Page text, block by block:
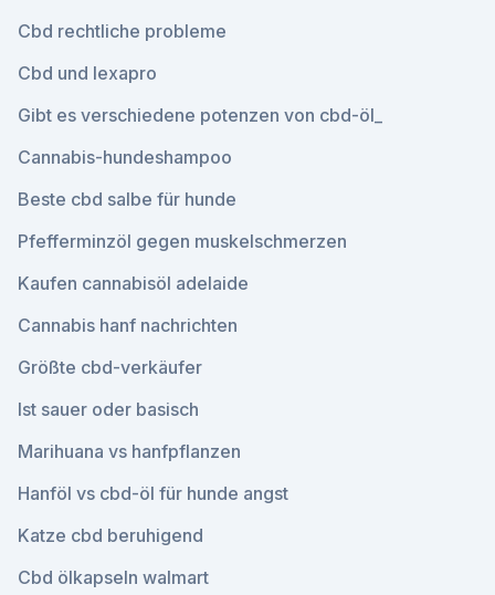
Cbd rechtliche probleme
Cbd und lexapro
Gibt es verschiedene potenzen von cbd-öl_
Cannabis-hundeshampoo
Beste cbd salbe für hunde
Pfefferminzöl gegen muskelschmerzen
Kaufen cannabisöl adelaide
Cannabis hanf nachrichten
Größte cbd-verkäufer
Ist sauer oder basisch
Marihuana vs hanfpflanzen
Hanföl vs cbd-öl für hunde angst
Katze cbd beruhigend
Cbd ölkapseln walmart